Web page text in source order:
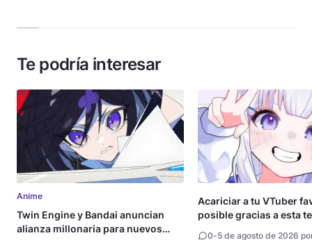
Te podría interesar
Anime
Twin Engine y Bandai anuncian
alianza millonaria para nuevos
Acariciar a tu VTuber
posible gracias a esta
0-5 de agosto de 2026